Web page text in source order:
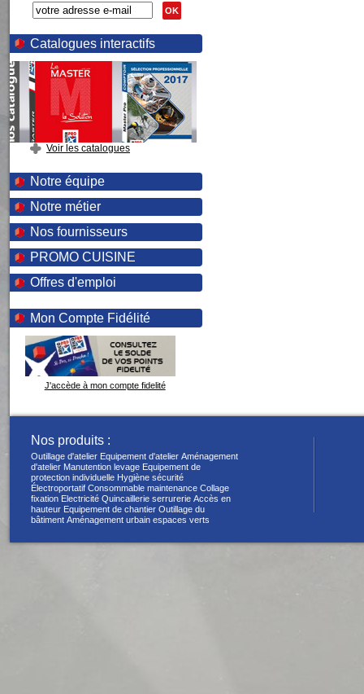
OK
Catalogues interactifs
Voir les catalogues
Notre équipe
Notre métier
Nos fournisseurs
PROMO CUISINE
Offres d'emploi
Mon Compte Fidélité
J'accède à mon compte fidelité
Nos produits :
Outillage d'atelier Equipement d'atelier Aménagement
d'atelier Manutention levage Equipement de
protection individuelle Hygiène sécurité
Électroportatif Consommable maintenance Collage
fixation Electricité Quincaillerie serrurerie Accès en
hauteur Equipement de chantier Outillage du
bâtiment Aménagement urbain espaces verts